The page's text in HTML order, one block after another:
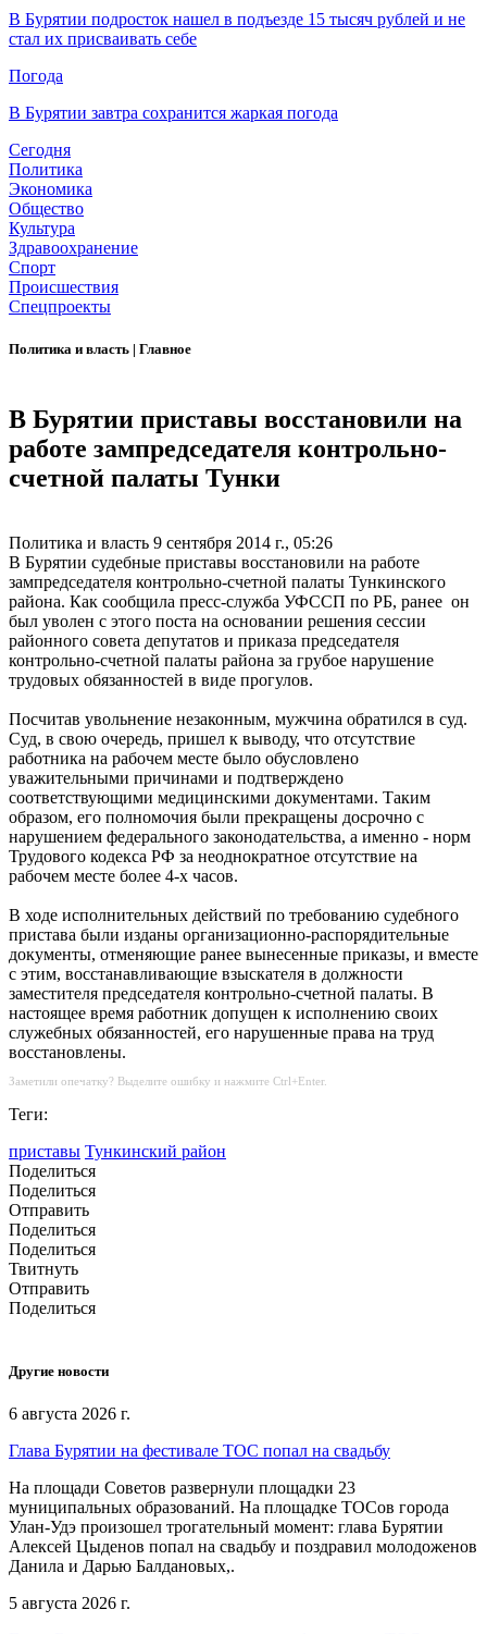
В Бурятии подросток нашел в подъезде 15 тысяч рублей и не
стал их присваивать себе
Погода
В Бурятии завтра сохранится жаркая погода
Сегодня
Политика
Экономика
Общество
Культура
Здравоохранение
Спорт
Происшествия
Спецпроекты
Политика и власть | Главное
В Бурятии приставы восстановили на
работе зампредседателя контрольно-
счетной палаты Тунки
Политика и власть 9 сентября 2014 г., 05:26
В Бурятии судебные приставы восстановили на работе
зампредседателя контрольно-счетной палаты Тункинского
района. Как сообщила пресс-служба УФССП по РБ, ранее он
был уволен с этого поста на основании решения сессии
районного совета депутатов и приказа председателя
контрольно-счетной палаты района за грубое нарушение
трудовых обязанностей в виде прогулов.
Посчитав увольнение незаконным, мужчина обратился в суд.
Суд, в свою очередь, пришел к выводу, что отсутствие
работника на рабочем месте было обусловлено
уважительными причинами и подтверждено
соответствующими медицинскими документами. Таким
образом, его полномочия были прекращены досрочно с
нарушением федерального законодательства, а именно - норм
Трудового кодекса РФ за неоднократное отсутствие на
рабочем месте более 4-х часов.
В ходе исполнительных действий по требованию судебного
пристава были изданы организационно-распорядительные
документы, отменяющие ранее вынесенные приказы, и вместе
с этим, восстанавливающие взыскателя в должности
заместителя председателя контрольно-счетной палаты. В
настоящее время работник допущен к исполнению своих
служебных обязанностей, его нарушенные права на труд
восстановлены.
Заметили опечатку? Выделите ошибку и нажмите Ctrl+Enter.
Теги:
приставы Тункинский район
Поделиться
Поделиться
Отправить
Поделиться
Поделиться
Твитнуть
Отправить
Поделиться
Другие новости
6 августа 2026 г.
Глава Бурятии на фестивале ТОС попал на свадьбу
На площади Советов развернули площадки 23
муниципальных образований. На площадке ТОСов города
Улан-Удэ произошел трогательный момент: глава Бурятии
Алексей Цыденов попал на свадьбу и поздравил молодоженов
Данила и Дарью Балдановых,.
5 августа 2026 г.